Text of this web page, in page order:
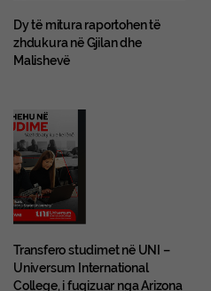
Dy të mitura raportohen të
zhdukura në Gjilan dhe
Malishevë
Transfero studimet në UNI –
Universum International
College, i fuqizuar nga Arizona